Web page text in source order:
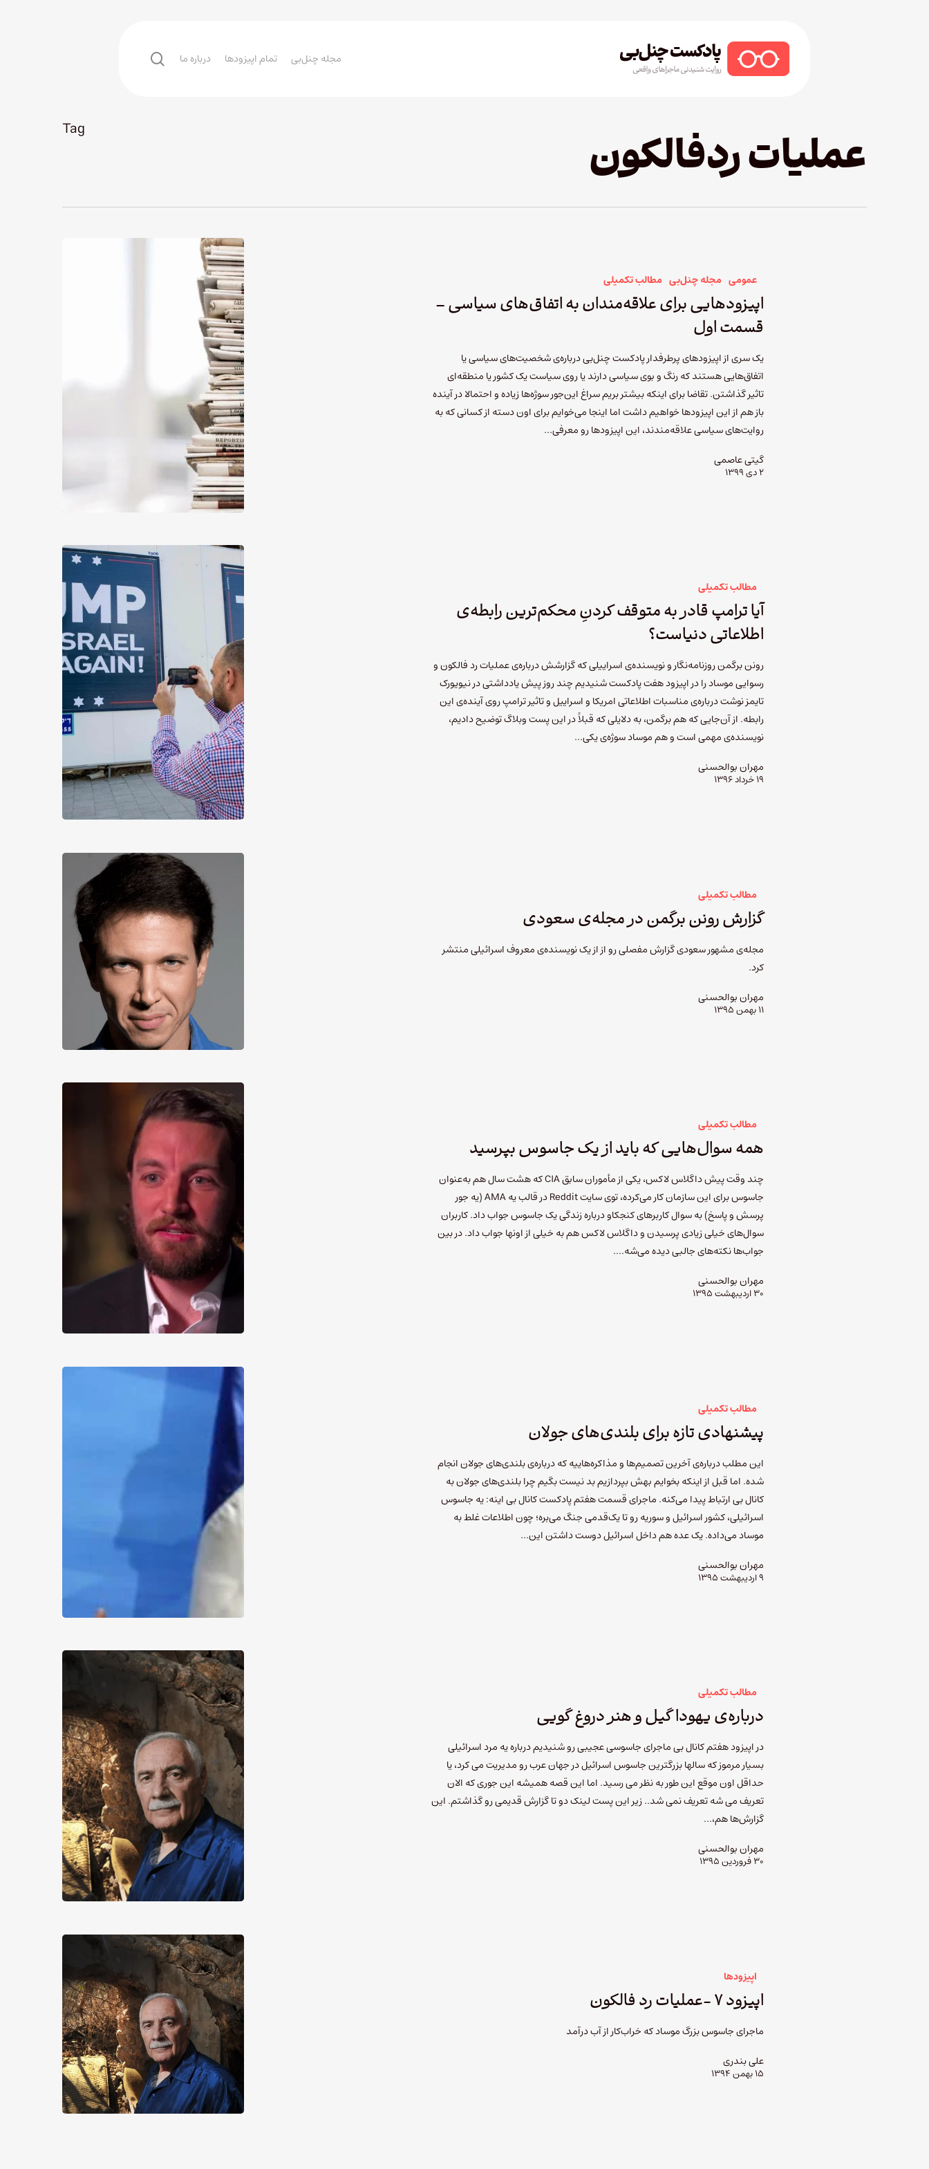
Hit enter to search or ESC to close
مجله چنل‌بی تمام اپیزودها درباره ما search
Tag عملیات ردفالکون
عمومی مجله چنل‌بی مطالب تکمیلی
اپیزودهایی برای علاقه‌مندان به اتفاق‌های سیاسی –
قسمت اول
یک سری از اپیزودهای پرطرفدار پادکست چنل‌بی درباره‌ی شخصیت‌های سیاسی یا
اتفاق‌هایی هستند که رنگ و بوی سیاسی دارند یا روی سیاست یک کشور یا منطقه‌ای
تاثیر گذاشتن. تقاضا برای اینکه بیشتر بریم سراغ این‌جور سوژه‌ها زیاده و احتمالا در آینده
باز هم از این اپیزودها خواهیم داشت اما اینجا می‌خوایم برای اون دسته از کسانی که به
روایت‌های سیاسی علاقه‌مندند، این اپیزودها رو معرفی…
گیتی عاصمی
۲ دی ۱۳۹۹
مطالب تکمیلی
آیا ترامپ قادر به متوقف کردنِ محکم‌ترین رابطه‌ی
اطلاعاتی دنیاست؟
رونن برگمن روزنامه‌نگار و نویسنده‌ی اسرايیلی که گزارشش دربا‌ر‌ه‌‌ی عملیات رد فالکون و
رسوایی موساد را در اپیزود هفت پادکست شنیدیم چند روز پیش یادداشتی در نیویورک
تایمز نوشت درباره‌ی مناسبات اطلاعاتی امریکا و اسراییل و تاثیر ترامپ روی آینده‌ی این
رابطه. از آن‌جایی که هم برگمن، به دلایلی که قبلاً در این پست وبلاگ توضیح دادیم،
نویسنده‌ی مهمی است و هم موساد سوژه‌ی یکی…
مهران بوالحسنی
۱۹ خرداد ۱۳۹۶
مطالب تکمیلی
گزارش رونن برگمن در مجله‌ی سعودی
مجله‌ی مشهور سعودی گزارش مفصلی رو از از یک نویسنده‌ی معروف اسرائیلی منتشر
کرد.
مهران بوالحسنی
۱۱ بهمن ۱۳۹۵
مطالب تکمیلی
همه سوال‌هایی که باید از یک جاسوس بپرسید
چند وقت پیش داگلاس لاکس، یکی از مأموران سابق CIA که هشت سال هم به‌عنوان
جاسوس برای این سازمان کار می‌کرده، توی سایت Reddit در قالب یه AMA (یه جور
پرسش و پاسخ) به سوال کاربرهای کنجکاو درباره زندگی یک جاسوس جواب داد. کاربران
سوال‌های خیلی زیادی پرسیدن و داگلاس لاکس هم به خیلی از اونها جواب داد. در بین
جواب‌ها نکته‌های جالبی دیده می‌شه.…
مهران بوالحسنی
۳۰ اردیبهشت ۱۳۹۵
مطالب تکمیلی
پیشنهادی تازه برای بلندی‌های جولان
این مطلب درباره‌ی آخرین تصمیم‌ها و مذاکره‌هاییه که درباره‌ی بلندی‌های جولان انجام
شده. اما قبل از اینکه بخوایم بهش بپردازیم بد نیست بگیم چرا بلندی‌های جولان به
کانال بی ارتباط پیدا می‌کنه. ماجرای قسمت هفتم پادکست کانال بی اینه: یه جاسوس
اسرائیلی، کشور اسرائیل و سوریه رو تا یک‌قدمی جنگ می‌بره؛ چون اطلاعات غلط به
موساد می‌داده. یک عده هم داخل اسرائیل دوست داشتن این…
مهران بوالحسنی
۹ اردیبهشت ۱۳۹۵
مطالب تکمیلی
درباره‌ی یهودا گیل و هنر دروغ گویی
در اپیزود هفتم کانال بی ماجرای جاسوسی عجیبی رو شنیدیم درباره یه مرد اسرائیلی
بسیار مرموز که سالها بزرگترین جاسوس اسرائیل در جهان عرب رو مدیریت می کرد، یا
حداقل اون موقع این طور به نظر می رسید. اما این قصه همیشه این جوری که الان
تعریف می شه تعریف نمی شد.. زیر این پست لینک دو تا گزارش قدیمی رو گذاشتم. این
گزارش‌ها هم،…
مهران بوالحسنی
۳۰ فروردین ۱۳۹۵
اپیزودها
اپیزود ۷ -عملیات رد فالکون
ماجرای جاسوس بزرگ موساد که خراب‌کار از آب درآمد
علی بندری
۱۵ بهمن ۱۳۹۴